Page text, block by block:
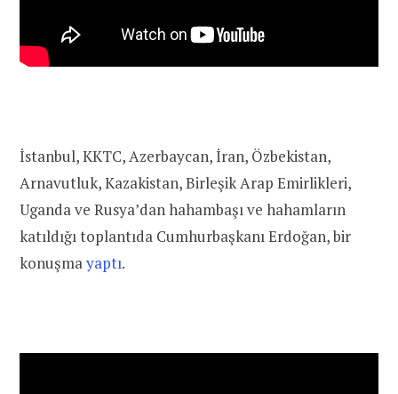
İstanbul, KKTC, Azerbaycan, İran, Özbekistan,
Arnavutluk, Kazakistan, Birleşik Arap Emirlikleri,
Uganda ve Rusya’dan hahambaşı ve hahamların
katıldığı toplantıda Cumhurbaşkanı Erdoğan, bir
konuşmayaptı.